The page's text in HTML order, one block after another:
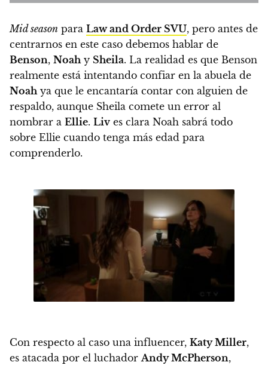
Mid season para Law and Order SVU, pero antes de
centrarnos en este caso debemos hablar de
Benson, Noah y Sheila. La realidad es que Benson
realmente está intentando confiar en la abuela de
Noah ya que le encantaría contar con alguien de
respaldo, aunque Sheila comete un error al
nombrar a Ellie. Liv es clara Noah sabrá todo
sobre Ellie cuando tenga más edad para
comprenderlo.
Con respecto al caso una influencer, Katy Miller,
es atacada por el luchadorAndy McPherson,